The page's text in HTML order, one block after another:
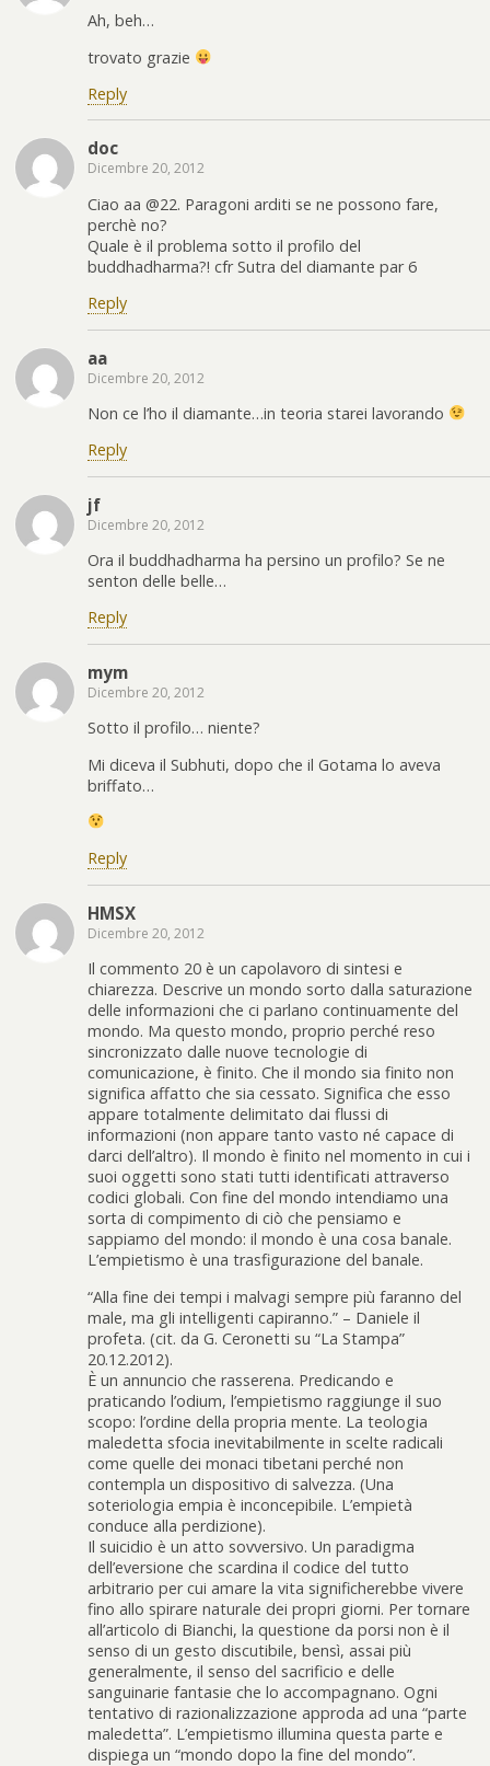
Ah, beh…
trovato grazie
Reply
doc
Dicembre 20, 2012
Ciao aa @22. Paragoni arditi se ne possono fare,
perchè no?
Quale è il problema sotto il profilo del
buddhadharma?! cfr Sutra del diamante par 6
Reply
aa
Dicembre 20, 2012
Non ce l’ho il diamante…in teoria starei lavorando
Reply
jf
Dicembre 20, 2012
Ora il buddhadharma ha persino un profilo? Se ne
senton delle belle…
Reply
mym
Dicembre 20, 2012
Sotto il profilo… niente?
Mi diceva il Subhuti, dopo che il Gotama lo aveva
briffato…
Reply
HMSX
Dicembre 20, 2012
Il commento 20 è un capolavoro di sintesi e
chiarezza. Descrive un mondo sorto dalla saturazione
delle informazioni che ci parlano continuamente del
mondo. Ma questo mondo, proprio perché reso
sincronizzato dalle nuove tecnologie di
comunicazione, è finito. Che il mondo sia finito non
significa affatto che sia cessato. Significa che esso
appare totalmente delimitato dai flussi di
informazioni (non appare tanto vasto né capace di
darci dell’altro). Il mondo è finito nel momento in cui i
suoi oggetti sono stati tutti identificati attraverso
codici globali. Con fine del mondo intendiamo una
sorta di compimento di ciò che pensiamo e
sappiamo del mondo: il mondo è una cosa banale.
L’empietismo è una trasfigurazione del banale.
“Alla fine dei tempi i malvagi sempre più faranno del
male, ma gli intelligenti capiranno.” – Daniele il
profeta. (cit. da G. Ceronetti su “La Stampa”
20.12.2012).
È un annuncio che rasserena. Predicando e
praticando l’odium, l’empietismo raggiunge il suo
scopo: l’ordine della propria mente. La teologia
maledetta sfocia inevitabilmente in scelte radicali
come quelle dei monaci tibetani perché non
contempla un dispositivo di salvezza. (Una
soteriologia empia è inconcepibile. L’empietà
conduce alla perdizione).
Il suicidio è un atto sovversivo. Un paradigma
dell’eversione che scardina il codice del tutto
arbitrario per cui amare la vita significherebbe vivere
fino allo spirare naturale dei propri giorni. Per tornare
all’articolo di Bianchi, la questione da porsi non è il
senso di un gesto discutibile, bensì, assai più
generalmente, il senso del sacrificio e delle
sanguinarie fantasie che lo accompagnano. Ogni
tentativo di razionalizzazione approda ad una “parte
maledetta”. L’empietismo illumina questa parte e
dispiega un “mondo dopo la fine del mondo”.